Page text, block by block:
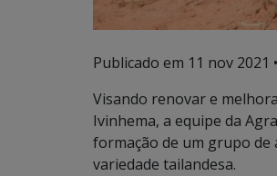
Publicado em 11 nov 2021
Visando renovar e
Ivinhema, a equipe da
formação de um grupo de
variedade tailandesa.